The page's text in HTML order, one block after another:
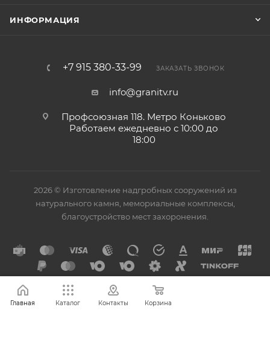
ИНФОРМАЦИЯ
+7 915 380-33-99 ЗАКАЗАТЬ ЗВОНОК
info@granitv.ru
Профсоюзная 118. Метро Коньково
Работаем ежедневно с 10:00 до
18:00
2026 © Изготовление надгробных сооружений из
натурального камня, мемориальные комплексы,
благоустройство мест захоронения.
Главная Каталог Контакты Корзина